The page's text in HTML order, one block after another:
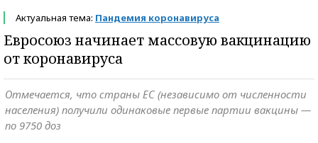
Актуальная тема: Пандемия коронавируса
Евросоюз начинает массовую вакцинацию
от коронавируса
Отмечается, что страны ЕС (независимо от численности
населения) получили одинаковые первые партии вакцины —
по 9750 доз